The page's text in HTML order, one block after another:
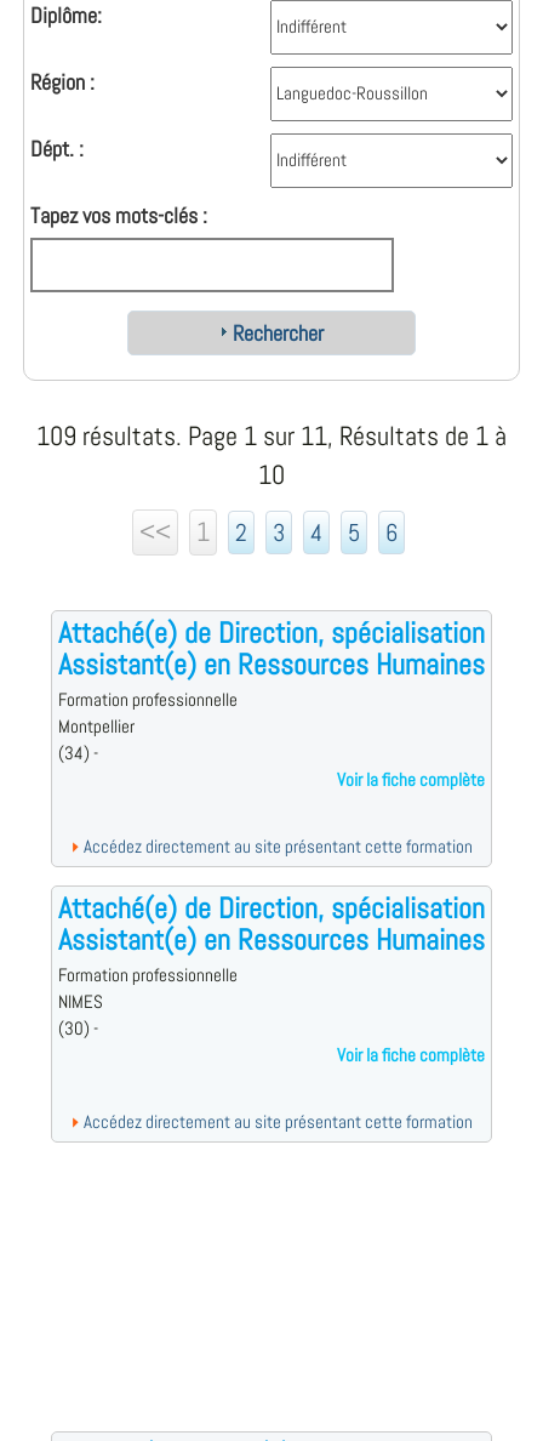
Diplôme:
Région :
Dépt. :
Tapez vos mots-clés :
Rechercher
109 résultats. Page 1 sur 11, Résultats de 1 à
10
<<
1 2 3 4 5 6
Attaché(e) de Direction, spécialisation
Assistant(e) en Ressources Humaines
Formation professionnelle
Montpellier
(34) -
Voir la fiche complète
Accédez directement au site présentant cette formation
Attaché(e) de Direction, spécialisation
Assistant(e) en Ressources Humaines
Formation professionnelle
NIMES
(30) -
Voir la fiche complète
Accédez directement au site présentant cette formation